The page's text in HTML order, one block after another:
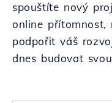
spouštíte nový
online přítomnost,
podpořit váš
dnes budovat